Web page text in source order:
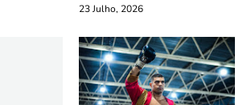
23 Julho, 2026